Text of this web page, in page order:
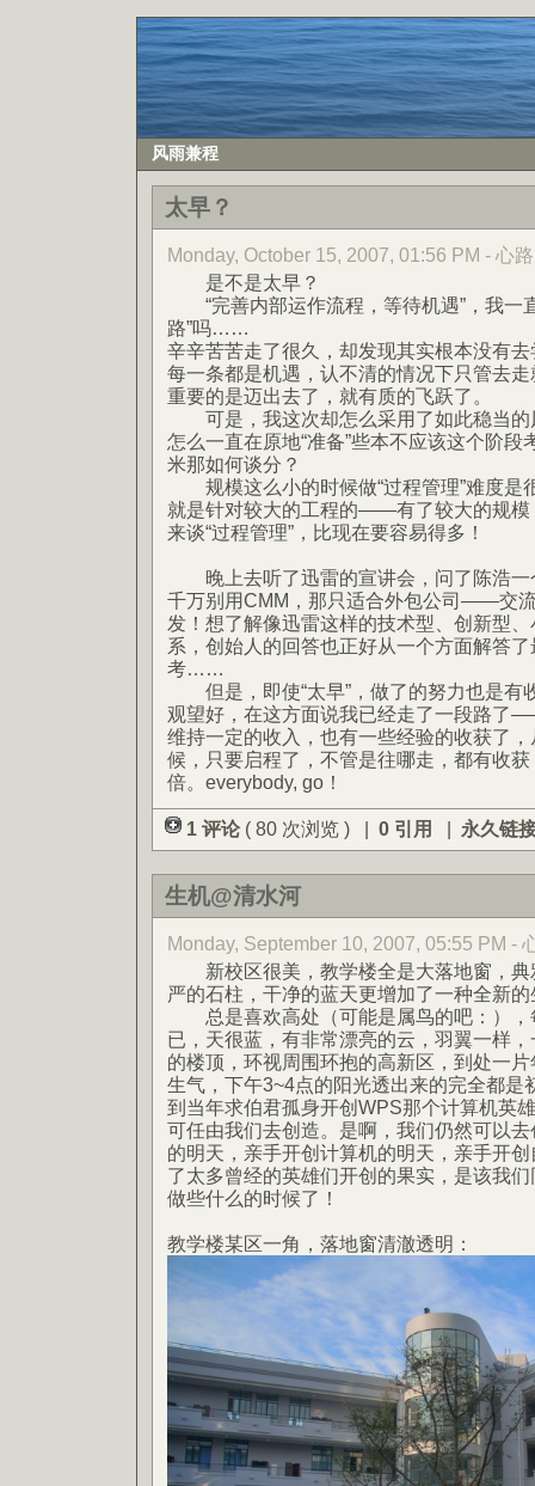
风雨兼程
太早？
Monday, October 15, 2007, 01:56 PM - 心
是不是太早？
“完善内部运作流程，等待机遇”，我一
路”吗……
辛辛苦苦走了很久，却发现其实根本没有
每一条都是机遇，认不清的情况下只管去
重要的是迈出去了，就有质的飞跃了。
可是，我这次却怎么采用了如此稳当的
怎么一直在原地“准备”些本不应该这个阶
米那如何谈分？
规模这么小的时候做“过程管理”难度是
就是针对较大的工程的——有了较大的规模
来谈“过程管理”，比现在要容易得多！
晚上去听了迅雷的宣讲会，问了陈浩一
千万别用CMM，那只适合外包公司——交
发！想了解像迅雷这样的技术型、创新型
系，创始人的回答也正好从一个方面解答了
考……
但是，即使“太早”，做了的努力也是有
观望好，在这方面说我已经走了一段路了
维持一定的收入，也有一些经验的收获了
候，只要启程了，不管是往哪走，都有收
倍。everybody, go！
1 评论 ( 80 次浏览 ) | 0 引用 | 永久链
生机@清水河
Monday, September 10, 2007, 05:55 PM -
新校区很美，教学楼全是大落地窗，典
严的石柱，干净的蓝天更增加了一种全新的
总是喜欢高处（可能是属鸟的吧：），
已，天很蓝，有非常漂亮的云，羽翼一样
的楼顶，环视周围环抱的高新区，到处一
生气，下午3~4点的阳光透出来的完全都是
到当年求伯君孤身开创WPS那个计算机英
可任由我们去创造。是啊，我们仍然可以
的明天，亲手开创计算机的明天，亲手开
了太多曾经的英雄们开创的果实，是该我
做些什么的时候了！
教学楼某区一角，落地窗清澈透明：